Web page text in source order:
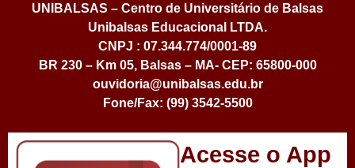
UNIBALSAS – Centro de Universitário de Balsas
Unibalsas Educacional LTDA.
CNPJ : 07.344.774/0001-89
BR 230 – Km 05, Balsas – MA- CEP: 65800-000
ouvidoria@unibalsas.edu.br
Fone/Fax: (99) 3542-5500
Acesse o App